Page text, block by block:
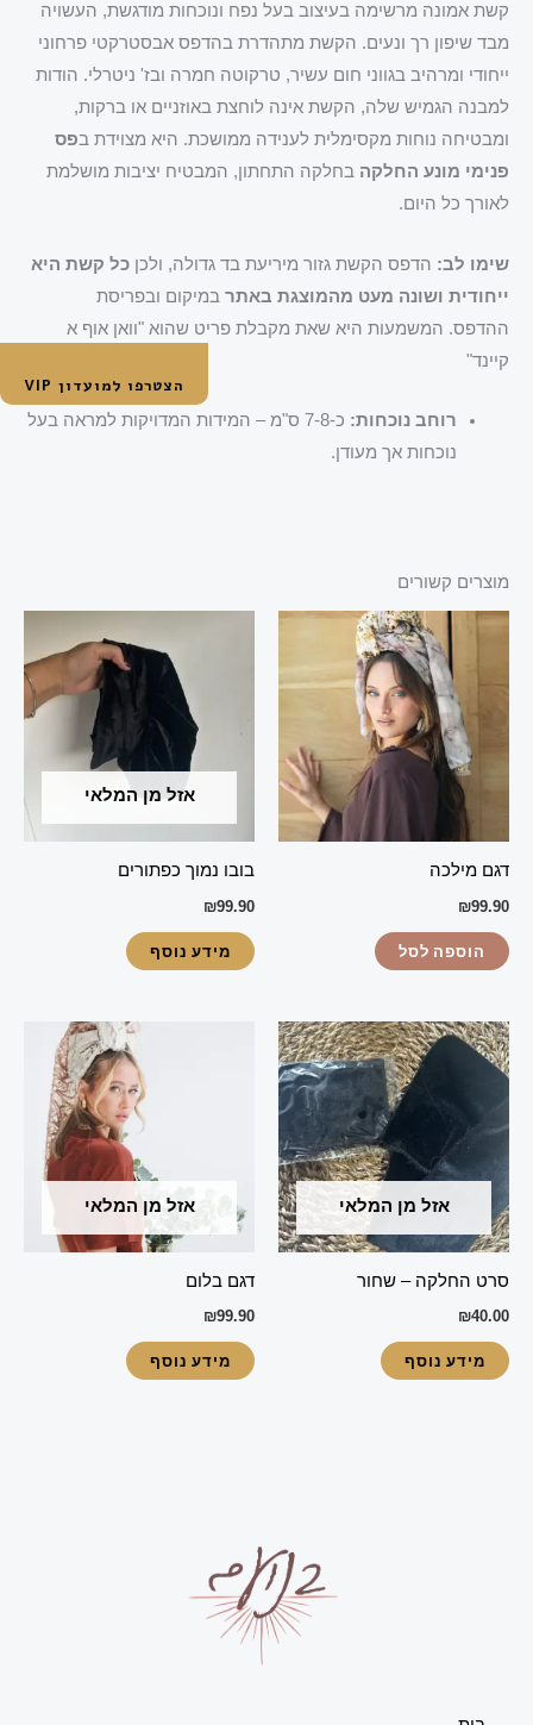
קשת אמונה מרשימה בעיצוב בעל נפח ונוכחות מודגשת, העשויה
מבד שיפון רך ונעים. הקשת מתהדרת בהדפס אבסטרקטי פרחוני
ייחודי ומרהיב בגווני חום עשיר, טרקוטה חמרה ובז' ניטרלי. הודות
למבנה הגמיש שלה, הקשת אינה לוחצת באוזניים או ברקות,
ומבטיחה נוחות מקסימלית לענידה ממושכת. היא מצוידת בפס
פנימי מונע החלקה בחלקה התחתון, המבטיח יציבות מושלמת
לאורך כל היום.
שימו לב: הדפס הקשת גזור מיריעת בד גדולה, ולכן כל קשת היא
ייחודית ושונה מעט מהמוצגת באתר במיקום ובפריסת
ההדפס. המשמעות היא שאת מקבלת פריט שהוא "וואן אוף א
קיינד"
רוחב נוכחות:
כ-7-8 ס"מ – המידות המדויקות למראה בעל
נוכחות אך מעודן.
מוצרים קשורים
דגם מילכה
₪99.90
הוספה לסל
אזל מן המלאי
בובו נמוך כפתורים
₪99.90
מידע נוסף
אזל מן המלאי
סרט החלקה – שחור
₪40.00
מידע נוסף
אזל מן המלאי
דגם בלום
₪99.90
מידע נוסף
הצטרפו למועדון VIP